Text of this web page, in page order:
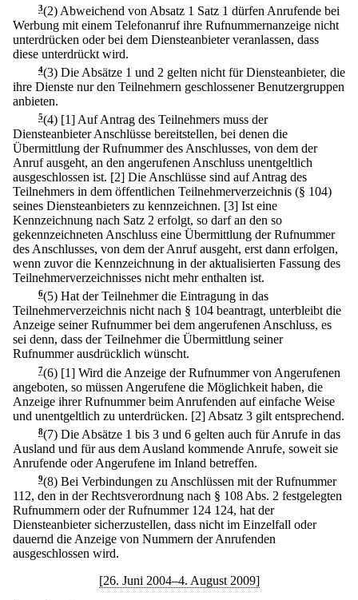
3(2) Abweichend von Absatz 1 Satz 1 dürfen Anrufende bei
Werbung mit einem Telefonanruf ihre Rufnummernanzeige nicht
unterdrücken oder bei dem Diensteanbieter veranlassen, dass
diese unterdrückt wird.
4(3) Die Absätze 1 und 2 gelten nicht für Diensteanbieter, die
ihre Dienste nur den Teilnehmern geschlossener Benutzergruppen
anbieten.
5(4) [1] Auf Antrag des Teilnehmers muss der
Diensteanbieter Anschlüsse bereitstellen, bei denen die
Übermittlung der Rufnummer des Anschlusses, von dem der
Anruf ausgeht, an den angerufenen Anschluss unentgeltlich
ausgeschlossen ist. [2] Die Anschlüsse sind auf Antrag des
Teilnehmers in dem öffentlichen Teilnehmerverzeichnis (§ 104)
seines Diensteanbieters zu kennzeichnen. [3] Ist eine
Kennzeichnung nach Satz 2 erfolgt, so darf an den so
gekennzeichneten Anschluss eine Übermittlung der Rufnummer
des Anschlusses, von dem der Anruf ausgeht, erst dann erfolgen,
wenn zuvor die Kennzeichnung in der aktualisierten Fassung des
Teilnehmerverzeichnisses nicht mehr enthalten ist.
6(5) Hat der Teilnehmer die Eintragung in das
Teilnehmerverzeichnis nicht nach § 104 beantragt, unterbleibt die
Anzeige seiner Rufnummer bei dem angerufenen Anschluss, es
sei denn, dass der Teilnehmer die Übermittlung seiner
Rufnummer ausdrücklich wünscht.
7(6) [1] Wird die Anzeige der Rufnummer von Angerufenen
angeboten, so müssen Angerufene die Möglichkeit haben, die
Anzeige ihrer Rufnummer beim Anrufenden auf einfache Weise
und unentgeltlich zu unterdrücken. [2] Absatz 3 gilt entsprechend.
8(7) Die Absätze 1 bis 3 und 6 gelten auch für Anrufe in das
Ausland und für aus dem Ausland kommende Anrufe, soweit sie
Anrufende oder Angerufene im Inland betreffen.
9(8) Bei Verbindungen zu Anschlüssen mit der Rufnummer
112, den in der Rechtsverordnung nach § 108 Abs. 2 festgelegten
Rufnummern oder der Rufnummer 124 124, hat der
Diensteanbieter sicherzustellen, dass nicht im Einzelfall oder
dauernd die Anzeige von Nummern der Anrufenden
ausgeschlossen wird.
[26. Juni 2004–4. August 2009]